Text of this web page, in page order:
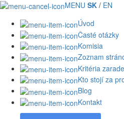
MENU SK / EN
Úvod
Časté otázky
Komisia
Zoznam
Kritéria
Kto stojí za
Blog
Kontakt